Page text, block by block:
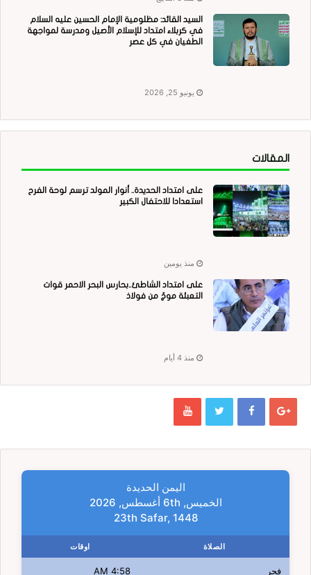
السيد القائد: مظلومية الإمام الحسين عليه السلام
في كربلاء امتداد للإسلام الأصيل ومدرسة لمواجهة
الطغيان في كل عصر
يونيو 25, 2026
المقالات
على امتداد الحديدة.. أنوار المولد ترسم لوحة الفرح
استعدادا للاحتفال الكبير
منذ يومين
على امتداد الشاطئ..بحارس البحر الاحمر قوات
التعبئة موجٌ من فولاذ
منذ 4 أيام
اليمن الحديدة
الخميس, 6th أغسطس, 2026
23th Safar, 1448
الصلاة اوقات
فجر 4:58 AM